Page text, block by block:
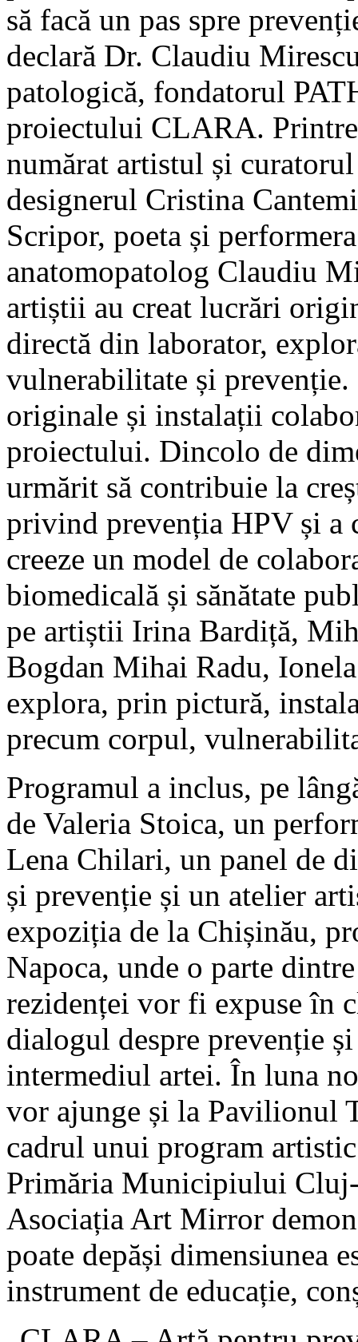
să facă un pas spre
declară Dr. Claudiu
patologică, fondatorul
proiectului CLARA.
numărat artistul și
designerul Cristina
Scripor, poeta și
anatomopatolog Claudiu
artiștii au creat lucrări
directă din laborator,
vulnerabilitate și
originale și instalații
proiectului. Dincolo de
urmărit să contribuie la
privind prevenția HPV și a
creeze un model de
biomedicală și sănătate
pe artiștii Irina Bardiță,
Bogdan Mihai Radu,
explora, prin pictură,
precum corpul,
Programul a inclus, pe
de Valeria Stoica, un
Lena Chilari, un panel de
și prevenție și un atelier
expoziția de la Chișinău,
Napoca, unde o parte
rezidenței vor fi expuse în
dialogul despre prevenție
intermediul artei. În luna
vor ajunge și la Pavilionul
cadrul unui program
Primăria Municipiului
Asociația Art Mirror
poate depăși dimensiunea
instrument de educație,